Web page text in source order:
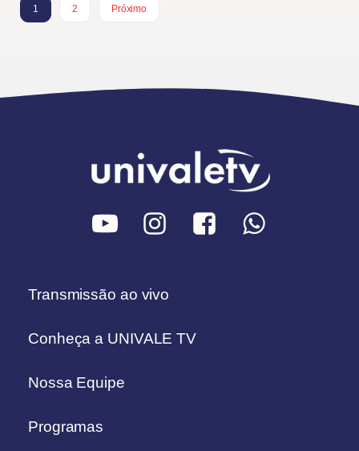
1 2 Próximo
Transmissão ao vivo
Conheça a UNIVALE TV
Nossa Equipe
Programas